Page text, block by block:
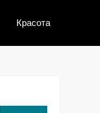
Красота